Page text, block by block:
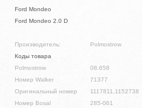
Ford Mondeo
Ford Mondeo 2.0 D
Производитель:
Polmostrow
Коды товара
Polmostrow
08.658
Номер Walker
71377
Оригинальный номер
1117811,1152738
Номер Bosal
285-061